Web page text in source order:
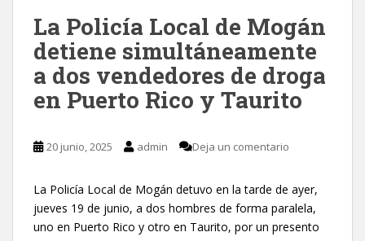
La Policía Local de Mogán
detiene simultáneamente
a dos vendedores de droga
en Puerto Rico y Taurito
20 junio, 2025 admin Deja un comentario
La Policía Local de Mogán detuvo en la tarde de ayer,
jueves 19 de junio, a dos hombres de forma paralela,
uno en Puerto Rico y otro en Taurito, por un presento